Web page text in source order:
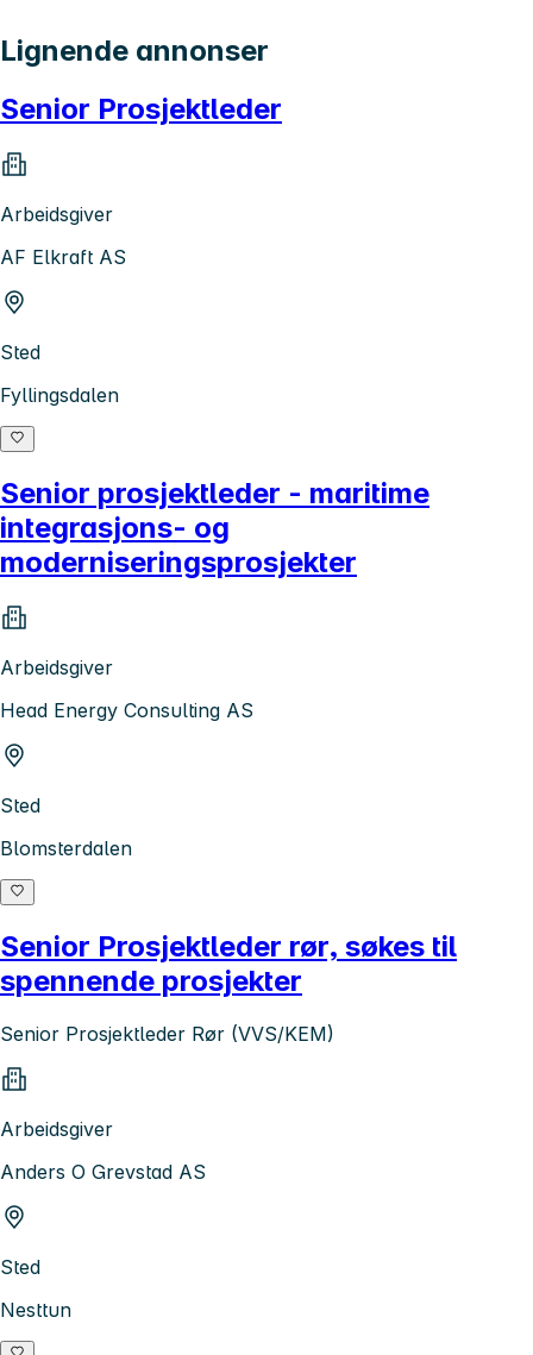
Lignende annonser
Senior Prosjektleder
Arbeidsgiver
AF Elkraft AS
Sted
Fyllingsdalen
Senior prosjektleder - maritime
integrasjons- og
moderniseringsprosjekter
Arbeidsgiver
Head Energy Consulting AS
Sted
Blomsterdalen
Senior Prosjektleder rør, søkes til
spennende prosjekter
Senior Prosjektleder Rør (VVS/KEM)
Arbeidsgiver
Anders O Grevstad AS
Sted
Nesttun